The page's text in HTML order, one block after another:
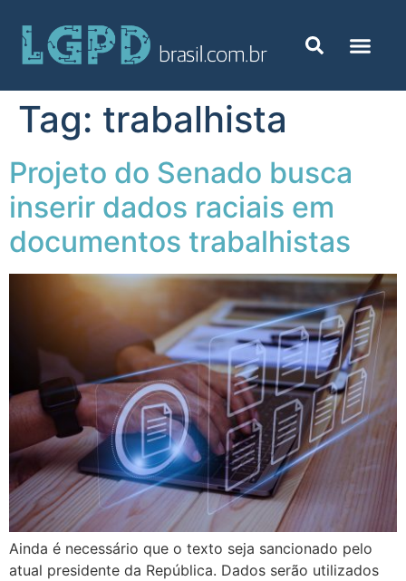
Tag: trabalhista
Projeto do Senado busca
inserir dados raciais em
documentos trabalhistas
Ainda é necessário que o texto seja sancionado pelo
atual presidente da República. Dados serão utilizados